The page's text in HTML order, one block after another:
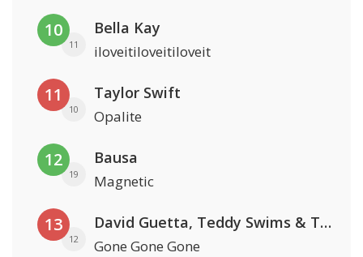
10
11
Bella Kay
iloveitiloveitiloveit
11
10
Taylor Swift
Opalite
12
19
Bausa
Magnetic
13
12
David Guetta, Teddy Swims & Tones And I
Gone Gone Gone